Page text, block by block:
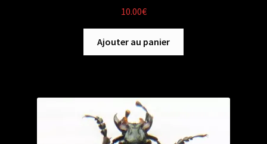
10.00€
Ajouter au panier